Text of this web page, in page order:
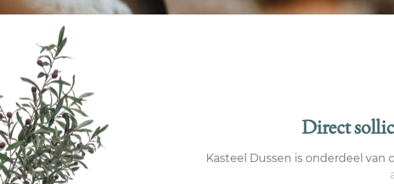
Direct
Kasteel Dussen is onderdeel van